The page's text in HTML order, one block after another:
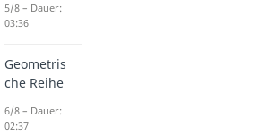
5/8 – Dauer:
03:36
Geometris
che Reihe
6/8 – Dauer:
02:37